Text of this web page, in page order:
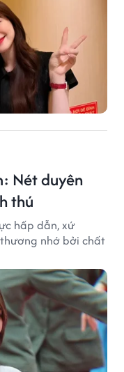
Nét duyên
thú
hấp dẫn, xứ
nhớ bởi chất